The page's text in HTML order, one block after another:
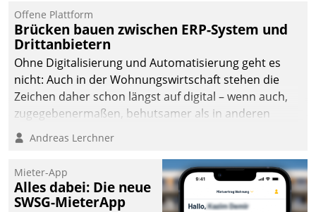
Einsparungen durch optimierte und automatisierte
Prozesse. Doch man darf nicht zu viel erwarten: Allein
mit der Einführung einer neuen Software ist es nicht
getan. Die Digitalisierung erfordert von Unternehmen
die Bereitschaft, sich zu überprüfen, zu hinterfragen
und zu verändern.
Offene Plattform
Brücken bauen zwischen ERP-System und
Drittanbietern
Ohne Digitalisierung und Automatisierung geht es
nicht: Auch in der Wohnungswirtschaft stehen die
Zeichen daher schon längst auf digital – wenn auch,
zugegebenermaßen, behutsamer als in anderen
Branchen.
Andreas Lerchner
Mieter-App
Alles dabei: Die neue
SWSG-MieterApp